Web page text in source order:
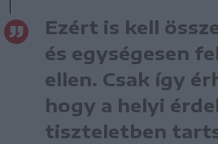
Ezért is kell
és egységesen
ellen. Csak így
hogy a helyi
tiszteletben